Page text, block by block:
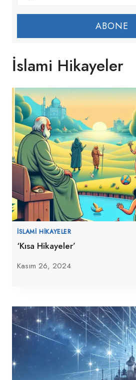
ABONE
İslami Hikayeler
İSLAMI HIKAYELER
‘Kısa Hikayeler’
Kasım 26, 2024